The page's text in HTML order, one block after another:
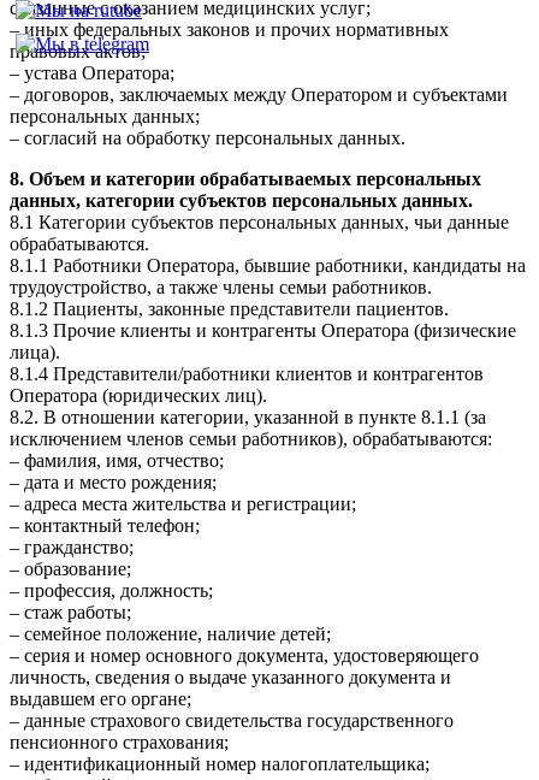
связанные с оказанием медицинских услуг;
– иных федеральных законов и прочих нормативных
правовых актов;
– устава Оператора;
– договоров, заключаемых между Оператором и субъектами
персональных данных;
– согласий на обработку персональных данных.
8. Объем и категории обрабатываемых персональных
данных, категории субъектов персональных данных.
8.1 Категории субъектов персональных данных, чьи данные
обрабатываются.
8.1.1 Работники Оператора, бывшие работники, кандидаты на
трудоустройство, а также члены семьи работников.
8.1.2 Пациенты, законные представители пациентов.
8.1.3 Прочие клиенты и контрагенты Оператора (физические
лица).
8.1.4 Представители/работники клиентов и контрагентов
Оператора (юридических лиц).
8.2. В отношении категории, указанной в пункте 8.1.1 (за
исключением членов семьи работников), обрабатываются:
– фамилия, имя, отчество;
– дата и место рождения;
– адреса места жительства и регистрации;
– контактный телефон;
– гражданство;
– образование;
– профессия, должность;
– стаж работы;
– семейное положение, наличие детей;
– серия и номер основного документа, удостоверяющего
личность, сведения о выдаче указанного документа и
выдавшем его органе;
– данные страхового свидетельства государственного
пенсионного страхования;
– идентификационный номер налогоплательщика;